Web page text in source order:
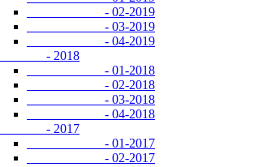
- 02-2019
- 03-2019
- 04-2019
- 2018
- 01-2018
- 02-2018
- 03-2018
- 04-2018
- 2017
- 01-2017
- 02-2017